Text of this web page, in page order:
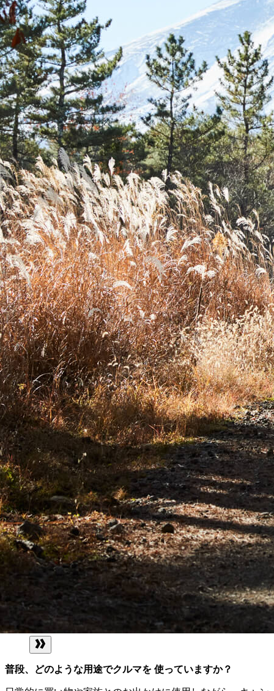
普段、どのような用途でクルマを 使っていますか？